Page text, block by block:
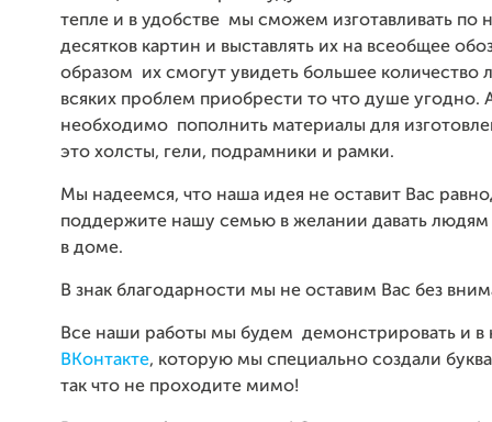
тепле и в удобстве мы сможем изготавливать по
десятков картин и выставлять их на всеобщее
образом их смогут увидеть большее количество
всяких проблем приобрести то что душе угодно.
необходимо пополнить материалы для
это холсты, гели, подрамники и рамки.
Мы надеемся, что наша идея не оставит Вас
поддержите нашу семью в желании давать людям
в доме.
В знак благодарности мы не оставим Вас без
Все наши работы мы будем демонстрировать и в
ВКонтакте, которую мы специально создали
так что не проходите мимо!